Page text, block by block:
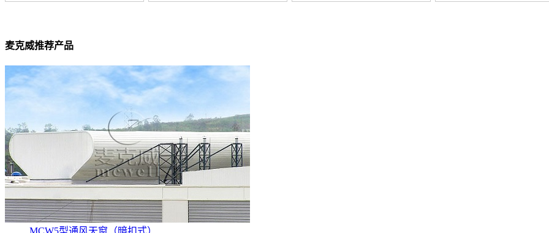
麦克威推荐产品
MCW5型通风天窗（暗扣式）